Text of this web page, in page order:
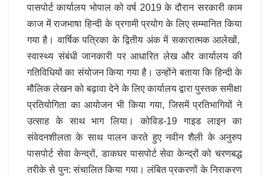
पासपोर्ट कार्यालय भोपाल को वर्ष 2019 के दौरान सरकारी काम
काज में राजभाषा हिन्दी के प्रगामी प्रयोग के लिए सम्मानित किया
गया है। वार्षिक पत्रिका के द्वितीय अंक में सकारात्मक आलेखों,
स्वास्थ्य संबंधी जानकारी पर आधारित लेख और कार्यालय की
गतिविधियों का संयोजन किया गया है। उन्होंने बताया कि हिन्दी के
मौलिक लेखन को बढ़ावा देने के लिए कार्यालय द्वारा पुस्तक समीक्षा
प्रतियोगिता का आयोजन भी किया गया, जिसमें प्रतिभागियों ने
उत्साह के साथ भाग लिया। कोविड-19 गाइड लाइन का
संवेदनशीलता के साथ पालन करते हुए नवीन शैली के अनुरुप
पासपोर्ट सेवा केन्द्रों, डाकघर पासपोर्ट सेवा केन्द्रों को चरणबद्ध
तरीके से पुन: संचालित किया गया। लंबित प्रकरणों के निराकरण